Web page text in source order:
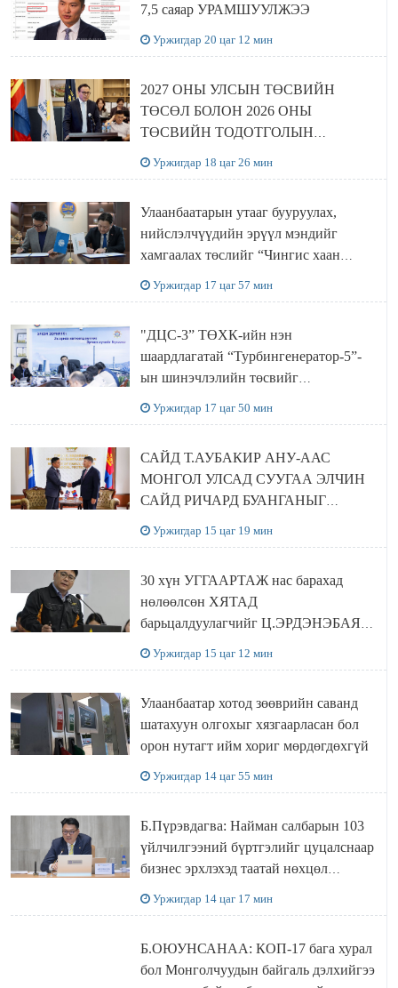
7,5 саяар УРАМШУУЛЖЭЭ
Уржигдар 20 цаг 12 мин
2027 ОНЫ УЛСЫН ТӨСВИЙН
ТӨСӨЛ БОЛОН 2026 ОНЫ
ТӨСВИЙН ТОДОТГОЛЫН
Уржигдар 18 цаг 26 мин
Улаанбаатарын утааг бууруулах,
нийслэлчүүдийн эрүүл мэндийг
хамгаалах төслийг “Чингис хаан
Уржигдар 17 цаг 57 мин
"ДЦС-3” ТӨХК-ийн нэн
шаардлагатай “Турбингенератор-5”-
ын шинэчлэлийн төсвийг
Уржигдар 17 цаг 50 мин
САЙД Т.АУБАКИР АНУ-ААС
МОНГОЛ УЛСАД СУУГАА ЭЛЧИН
САЙД РИЧАРД БУАНГАНЫГ
Уржигдар 15 цаг 19 мин
30 хүн УГГААРТАЖ нас барахад
нөлөөлсөн ХЯТАД
барьцалдуулагчийг Ц.ЭРДЭНЭБАЯР
Уржигдар 15 цаг 12 мин
Улаанбаатар хотод зөөврийн саванд
шатахуун олгохыг хязгаарласан бол
орон нутагт ийм хориг мөрдөгдөхгүй
Уржигдар 14 цаг 55 мин
Б.Пүрэвдагва: Найман салбарын 103
үйлчилгээний бүртгэлийг цуцалснаар
бизнес эрхлэхэд таатай нөхцөл
Уржигдар 14 цаг 17 мин
Б.ОЮУНСАНАА: КОП-17 бага хурал
бол Монголчуудын байгаль дэлхийгээ